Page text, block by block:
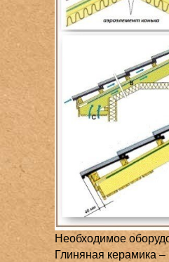
Необходимое
Глиняная керамика